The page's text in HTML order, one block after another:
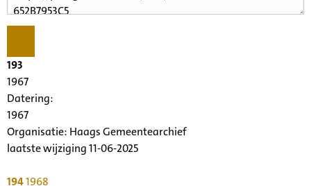
193
1967
Datering:
1967
Organisatie: Haags Gemeentearchief
laatste wijziging 11-06-2025
1941968